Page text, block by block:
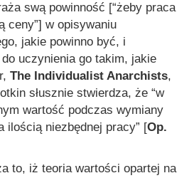
swą powinność [“żeby praca
ceny”] w opisywaniu
jakie powinno być, i
uczynienia go takim, jakie
The Individualist Anarchists,
słusznie stwierdza, że “w
wartość podczas wymiany
ilością niezbędnej pracy” [Op.
to, iż teoria wartości opartej na